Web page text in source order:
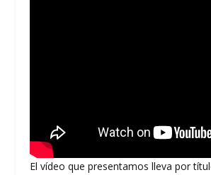
El vídeo que presentamos lleva por